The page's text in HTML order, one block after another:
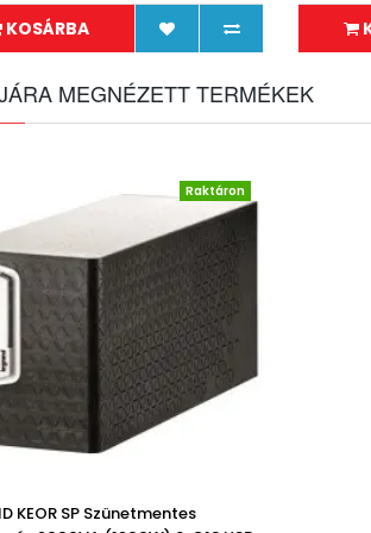
KOSÁRBA
MEGNÉZETT TERMÉKEK
Raktáron
KEOR SP Szünetmentes